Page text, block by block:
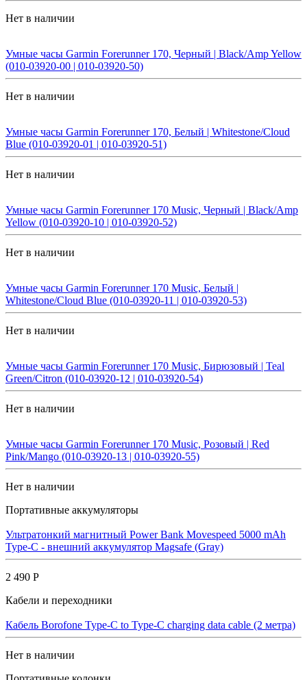
Нет в наличии
Умные часы Garmin Forerunner 170, Черный | Black/Amp Yellow
(010-03920-00 | 010-03920-50)
Нет в наличии
Умные часы Garmin Forerunner 170, Белый | Whitestone/Cloud
Blue (010-03920-01 | 010-03920-51)
Нет в наличии
Умные часы Garmin Forerunner 170 Music, Черный | Black/Amp
Yellow (010-03920-10 | 010-03920-52)
Нет в наличии
Умные часы Garmin Forerunner 170 Music, Белый |
Whitestone/Cloud Blue (010-03920-11 | 010-03920-53)
Нет в наличии
Умные часы Garmin Forerunner 170 Music, Бирюзовый | Teal
Green/Citron (010-03920-12 | 010-03920-54)
Нет в наличии
Умные часы Garmin Forerunner 170 Music, Розовый | Red
Pink/Mango (010-03920-13 | 010-03920-55)
Нет в наличии
Портативные аккумуляторы
Ультратонкий магнитный Power Bank Movespeed 5000 mAh
Type-C - внешний аккумулятор Magsafe (Gray)
2 490 Р
Кабели и переходники
Кабель Borofone Type-C to Type-C charging data cable (2 метра)
Нет в наличии